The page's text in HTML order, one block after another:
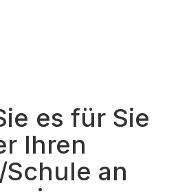
es für Sie
Ihren
an